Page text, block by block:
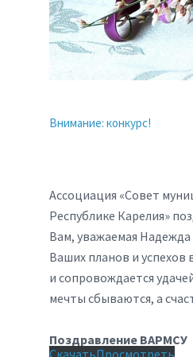
Внимание: конкурс!
Ассоциация «Совет
Республике Карелия»
Вам, уважаемая
Ваших планов и успехов
и сопровождается
мечты сбываются, а
Поздравление ВАРМСУ
СкачатьПросмотреть